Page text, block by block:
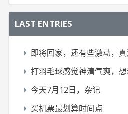
LAST ENTRIES
即将回家，还有些激动，
打羽毛球感觉神清气爽，
今天7月12日，杂记
买机票最划算时间点